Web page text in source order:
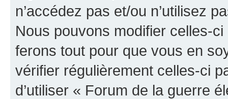
n’accédez pas et/ou n’utilisez
Nous pouvons modifier celles-
ferons tout pour que vous en
vérifier régulièrement celles-ci
d’utiliser « Forum de la guerre